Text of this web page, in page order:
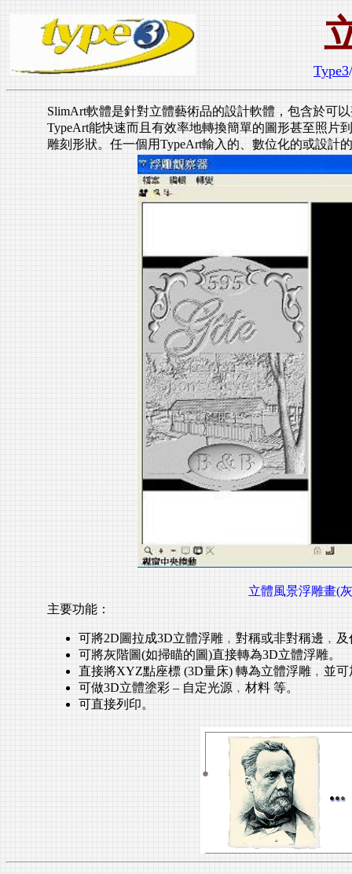
Type3/
SlimArt軟體是針對立體藝術品的設計軟體，包含於可
TypeArt能快速而且有效率地轉換簡單的圖形甚至照片
雕刻形狀。任一個用TypeArt輸入的、數位化的或設計
立體風景浮雕畫(
主要功能：
可將2D圖拉成3D立體浮雕﹐對稱或非對稱邊﹐
可將灰階圖(如掃瞄的圖)直接轉為3D立體浮雕。
直接將XYZ點座標 (3D量床) 轉為立體浮雕﹐並
可做3D立體塗彩– 自定光源﹐材料 等。
可直接列印。